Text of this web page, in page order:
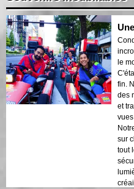
le
fin.
des
et
sur
tout